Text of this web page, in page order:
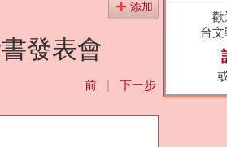
添加
發表會
前 | 下一步
歡
台